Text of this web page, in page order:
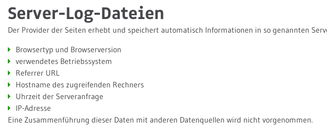
Server-Log-Dateien
Der Provider der Seiten erhebt und speichert automatisch Informationen in so genannten
Browsertyp und Browserversion
verwendetes Betriebssystem
Referrer URL
Hostname des zugreifenden Rechners
Uhrzeit der Serveranfrage
IP-Adresse
Eine Zusammenführung dieser Daten mit anderen Datenquellen wird nicht vorgenommen.